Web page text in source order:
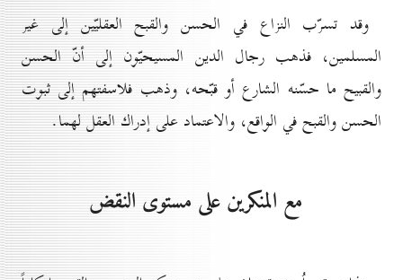
وقد تسرّب النزاع في الحسن والقبح العقليّين إلى غير
المسلمين، فذهب رجال الدين المسيحيّون إلى أنّ الحسن
والقبيح ما حسّنه الشارع أو قبّحه، وذهب فلاسفتهم إلى ثبوت
الحسن والقبح في الواقع، والاعتماد على إدراك العقل لهما.
مع المنكرين على مستوى النقض